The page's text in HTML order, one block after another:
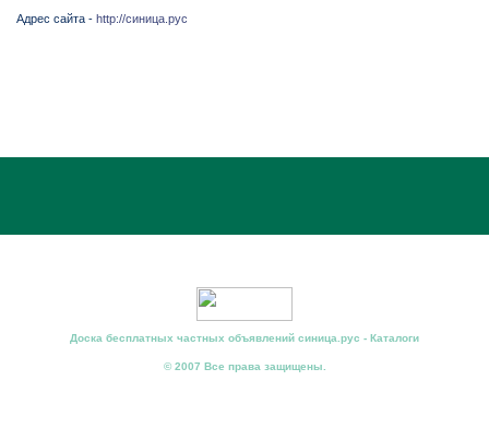
Адрес сайта - http://синица.рус
Доска бесплатных частных объявлений синица.рус - Каталоги
© 2007 Все права защищены.